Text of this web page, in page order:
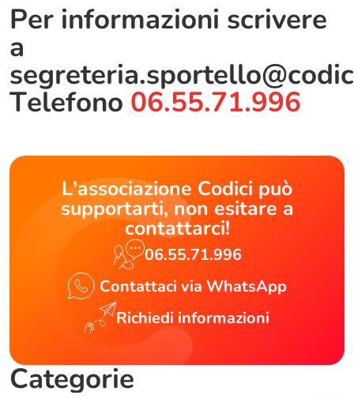
Per informazioni scrivere
a
Telefono 06.55.71.996
L’associazione Codici può
supportarti, non esitare a
contattarci!
06.55.71.996
Contattaci via WhatsApp
Richiedi informazioni
Categorie